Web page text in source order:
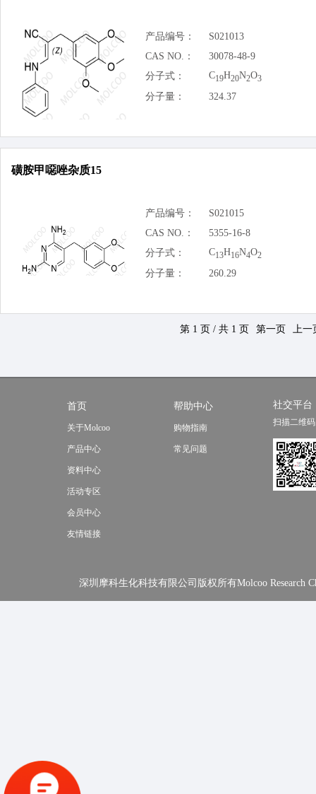
产品编号：
S021013
CAS NO.：
30078-48-9
分子式：
C19H20N2O3
分子量： 324.37
磺胺甲噁唑杂质15
产品编号：
S021015
CAS NO.：
5355-16-8
分子式：
C13H16N4O2
分子量： 260.29
第 1 页 / 共 1 页 第一页 上一
首页
关于Molcoo
产品中心
资料中心
活动专区
会员中心
友情链接
帮助中心
购物指南
常见问题
社交平台
扫描二维
深圳摩科生化科技有限公司版权所有Molcoo Research